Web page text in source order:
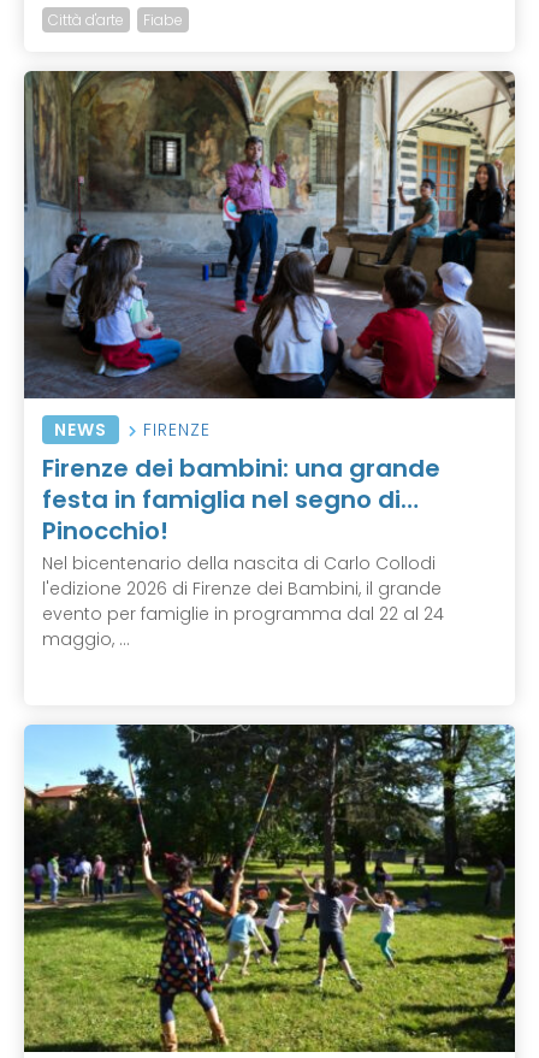
Città d'arte Fiabe
NEWS FIRENZE
Firenze dei bambini: una grande
festa in famiglia nel segno di…
Pinocchio!
Nel bicentenario della nascita di Carlo Collodi
l'edizione 2026 di Firenze dei Bambini, il grande
evento per famiglie in programma dal 22 al 24
maggio, ...